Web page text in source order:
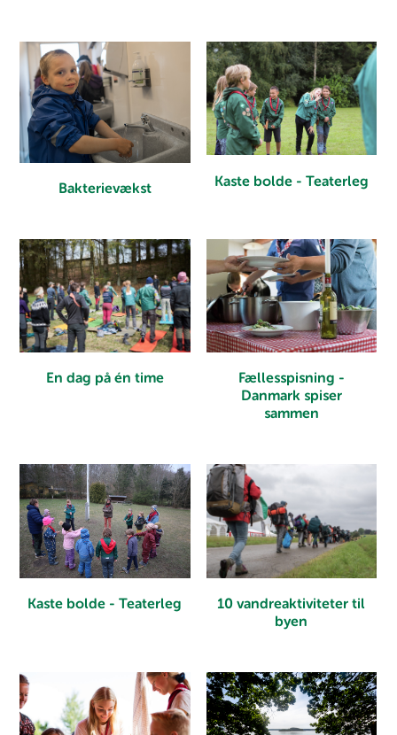
Bakterievækst
Kaste bolde - Teaterleg
En dag på én time
Fællesspisning -
Danmark spiser
sammen
Kaste bolde - Teaterleg
10 vandreaktiviteter til
byen